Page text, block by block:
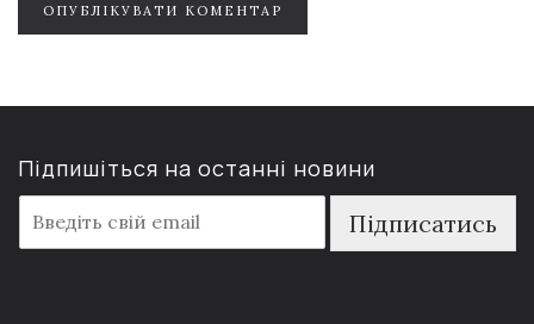
ОПУБЛІКУВАТИ КОМЕНТАР
Підпишіться на останні новини
m
a
Підписатись